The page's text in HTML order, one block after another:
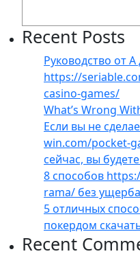
Recent Posts
Руководство от А
https://
casino-games/
What’s Wrong
Если вы не
win.com/pocket-
сейчас, вы
8 способов
rama/ без
5 отличных
покердом
Recent